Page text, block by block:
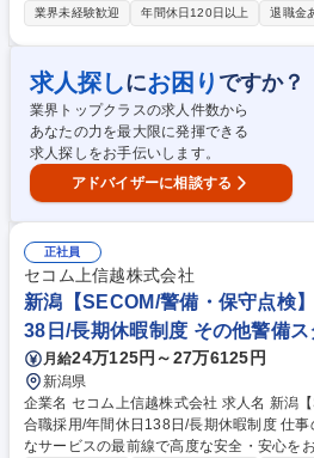
いお仕事です。4泊5日の研修や3ヵ月間は
センサーが異常をキャッチした際、車両で
ンサーなどの機械が正常に動作するよう点
キルによって、多岐にわたる職種（営業、
登用の道もございます。 募集職種 【長野限定/転勤無】警備保守点検業務/
年間休日138日/異業種出身者が多数活躍
業界未経験歓迎 年間休日120日以上 退職金
求人探しにお困り ですか？
業界トップクラスの求人件数から
あなたの力を最大限に発揮できる
求人探しをお手伝いします。
アドバイザーに相談する
正社員
セコム上信越株式会社
新潟【SECOM/警備・保守点検
38日/長期休暇制度 その他警備ス
月給24万125円～27万6125円
新潟県
企業名 セコム上信越株式会社 求人名 新潟【SECOM/警備・保守点検】総
合職採用/年間休日138日/長期休暇制度 仕事の内容 セコムグループの様々
なサービスの最前線で高度な安全・安心を